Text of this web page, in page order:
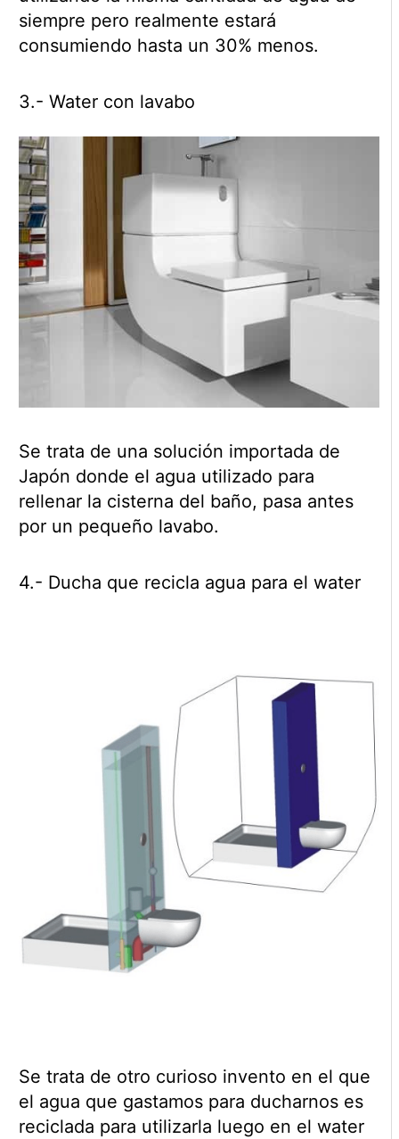
siempre pero realmente estará
consumiendo hasta un 30% menos.
3.- Water con lavabo
Se trata de una solución importada de
Japón donde el agua utilizado para
rellenar la cisterna del baño, pasa antes
por un pequeño lavabo.
4.- Ducha que recicla agua para el water
Se trata de otro curioso invento en el que
el agua que gastamos para ducharnos es
reciclada para utilizarla luego en el water